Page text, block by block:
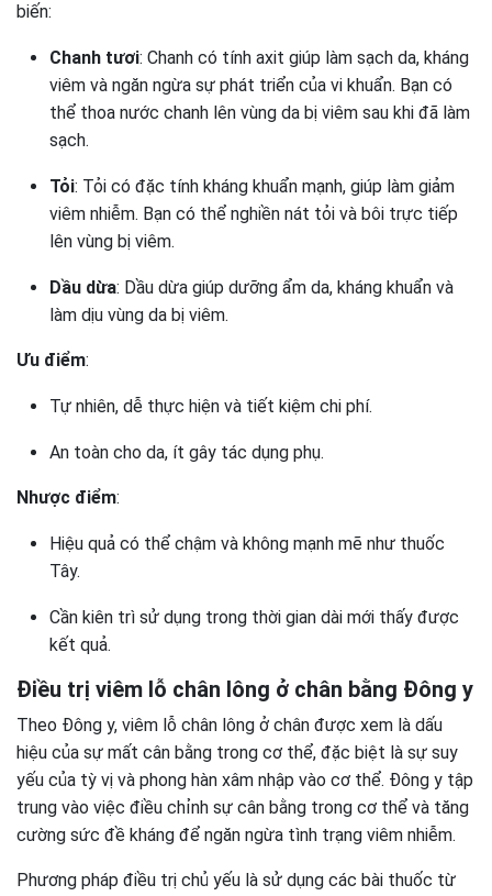
biến:
Chanh tươi: Chanh có tính axit giúp làm sạch da, kháng
viêm và ngăn ngừa sự phát triển của vi khuẩn. Bạn có
thể thoa nước chanh lên vùng da bị viêm sau khi đã làm
sạch.
Tỏi: Tỏi có đặc tính kháng khuẩn mạnh, giúp làm giảm
viêm nhiễm. Bạn có thể nghiền nát tỏi và bôi trực tiếp
lên vùng bị viêm.
Dầu dừa: Dầu dừa giúp dưỡng ẩm da, kháng khuẩn và
làm dịu vùng da bị viêm.
Ưu điểm:
Tự nhiên, dễ thực hiện và tiết kiệm chi phí.
An toàn cho da, ít gây tác dụng phụ.
Nhược điểm:
Hiệu quả có thể chậm và không mạnh mẽ như thuốc
Tây.
Cần kiên trì sử dụng trong thời gian dài mới thấy được
kết quả.
Điều trị viêm lỗ chân lông ở chân bằng Đông y
Theo Đông y, viêm lỗ chân lông ở chân được xem là dấu
hiệu của sự mất cân bằng trong cơ thể, đặc biệt là sự suy
yếu của tỳ vị và phong hàn xâm nhập vào cơ thể. Đông y tập
trung vào việc điều chỉnh sự cân bằng trong cơ thể và tăng
cường sức đề kháng để ngăn ngừa tình trạng viêm nhiễm.
Phương pháp điều trị chủ yếu là sử dụng các bài thuốc từ